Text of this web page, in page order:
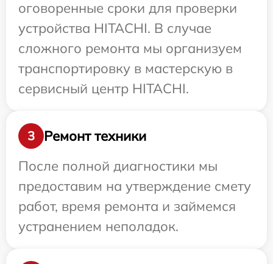
оговоренные сроки для проверки
устройства HITACHI. В случае
сложного ремонта мы организуем
транспортировку в мастерскую в
сервисный центр HITACHI.
3
Ремонт техники
После полной диагностики мы
предоставим на утверждение смету
работ, время ремонта и займемся
устранением неполадок.